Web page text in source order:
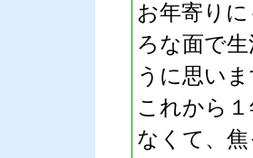
お年寄り
ろな面で
うに思い
これから
なくて、